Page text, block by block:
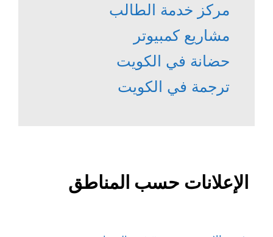
مركز خدمة الطالب
مشاريع كمبيوتر
حضانة في الكويت
ترجمة في الكويت
الإعلانات حسب المناطق